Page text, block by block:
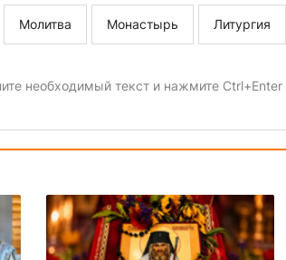
Молитва Монастырь Литургия
необходимый текст и нажмите Ctrl+Enter